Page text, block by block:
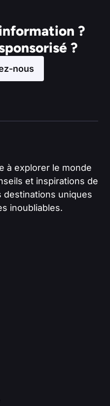
?
?
nous
à explorer le monde
et inspirations de
destinations uniques
inoubliables.